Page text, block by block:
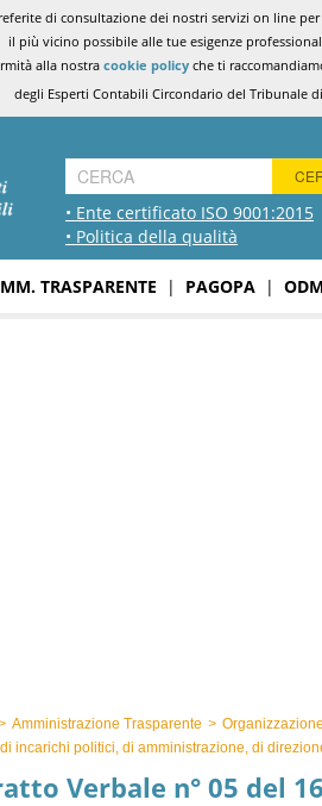
di consultazione dei nostri servizi on line
il più vicino possibile alle tue esigenze
alla nostra cookie policy che ti
degli Esperti Contabili Circondario del Tribunale
• Ente certificato ISO 9001:2015
• Politica della qualità
TRASPARENTE | PAGOPA |
Amministrazione Trasparente > Organizzazione
incarichi politici, di amministrazione, di
Verbale n° 05 del